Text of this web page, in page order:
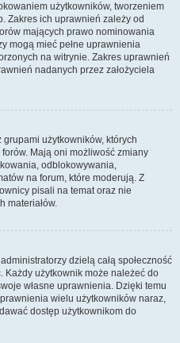
użytkowników, tworzeniem
Zakres ich uprawnień zależy od
mających prawo nominowania
mogą mieć pełne uprawnienia
na witrynie. Zakres uprawnień
nadanych przez założyciela
użytkowników, których
Mają oni możliwość zmiany
odblokowywania,
na forum, które moderują. Z
pisali na temat oraz nie
materiałów.
dzielą całą społeczność
Każdy użytkownik może należeć do
własne uprawnienia. Dzięki temu
wielu użytkowników naraz,
dostęp użytkownikom do